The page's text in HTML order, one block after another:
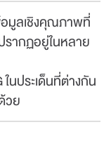
มูลเชิงคุณภาพที่
รากฏอยู่ในหลาย
นประเด็นที่ต่างกัน
วย